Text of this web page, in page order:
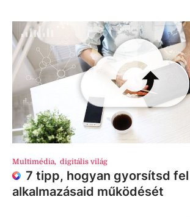
Multimédia, digitális világ
7 tipp, hogyan gyorsítsd fel
alkalmazásaid működését